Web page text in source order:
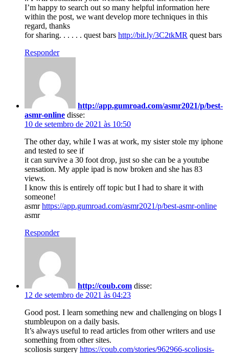
I’m happy to search out so many helpful information here
within the post, we want develop more techniques in this
regard, thanks
for sharing. . . . . . quest bars http://bit.ly/3C2tkMR quest bars
Responder
http://app.gumroad.com/asmr2021/p/best-
asmr-online disse:
10 de setembro de 2021 às 10:50
The other day, while I was at work, my sister stole my iphone
and tested to see if
it can survive a 30 foot drop, just so she can be a youtube
sensation. My apple ipad is now broken and she has 83
views.
I know this is entirely off topic but I had to share it with
someone!
asmrhttps://app.gumroad.com/asmr2021/p/best-asmr-online
asmr
Responder
http://coub.com disse:
12 de setembro de 2021 às 04:23
Good post. I learn something new and challenging on blogs I
stumbleupon on a daily basis.
It’s always useful to read articles from other writers and use
something from other sites.
scoliosis surgery https://coub.com/stories/962966-scoliosis-